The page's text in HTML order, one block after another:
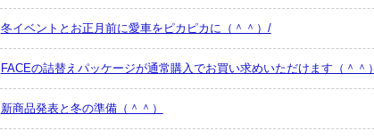
冬イベントとお正月前に愛車をピカピカに（＾＾）/
FACEの詰替えパッケージが通常購入でお買い求めいただけます（＾＾）
新商品発表と冬の準備（＾＾）